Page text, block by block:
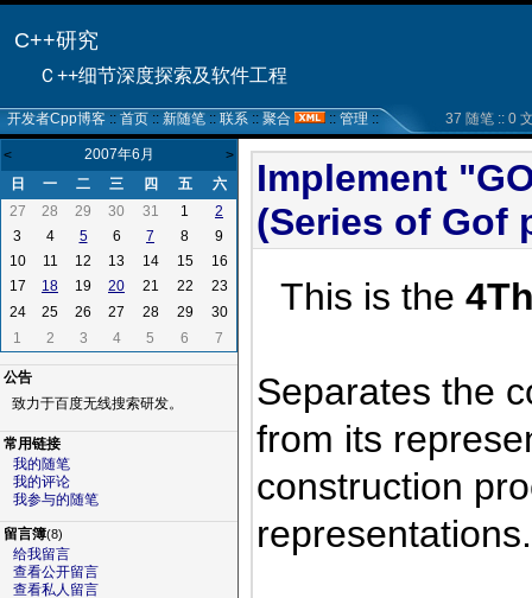
C++研究
Ｃ++细节深度探索及软件工程
开发者Cpp博客 :: 首页 :: 新随笔 :: 联系 :: 聚合 :: 管理 :: 37 随笔 :: 0
< 2007年6月 >
日 一 二 三 四 五
六
27
28 29 30 31 1 2
3 4 5 6 7 8
9
10
11 12 13 14 15
16
17
18 19 20 21 22
23
24
25 26 27 28 29
30
1
2 3 4 5 6 7
公告
致力于百度无线搜索研发。
常用链接
我的随笔
我的评论
我参与的随笔
留言簿(8)
给我留言
查看公开留言
查看私人留言
Implement
(Series of Gof
This is the
Separates the
from its
construction